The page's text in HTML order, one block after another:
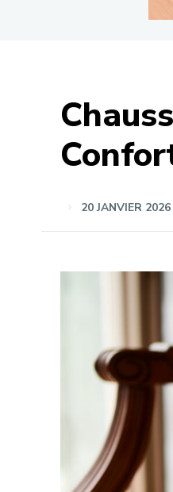
20 JANVIER 2026